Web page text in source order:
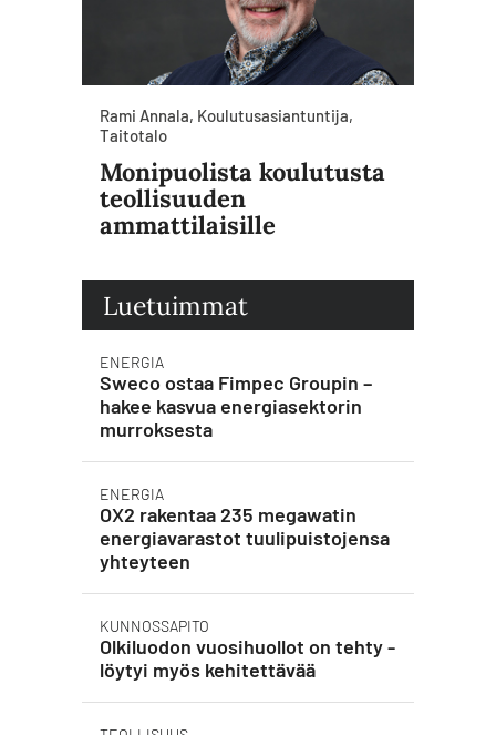
Rami Annala, Koulutusasiantuntija,
Taitotalo
Monipuolista koulutusta
teollisuuden
ammattilaisille
Luetuimmat
ENERGIA
Sweco ostaa Fimpec Groupin –
hakee kasvua energiasektorin
murroksesta
ENERGIA
OX2 rakentaa 235 megawatin
energiavarastot tuulipuistojensa
yhteyteen
KUNNOSSAPITO
Olkiluodon vuosihuollot on tehty -
löytyi myös kehitettävää